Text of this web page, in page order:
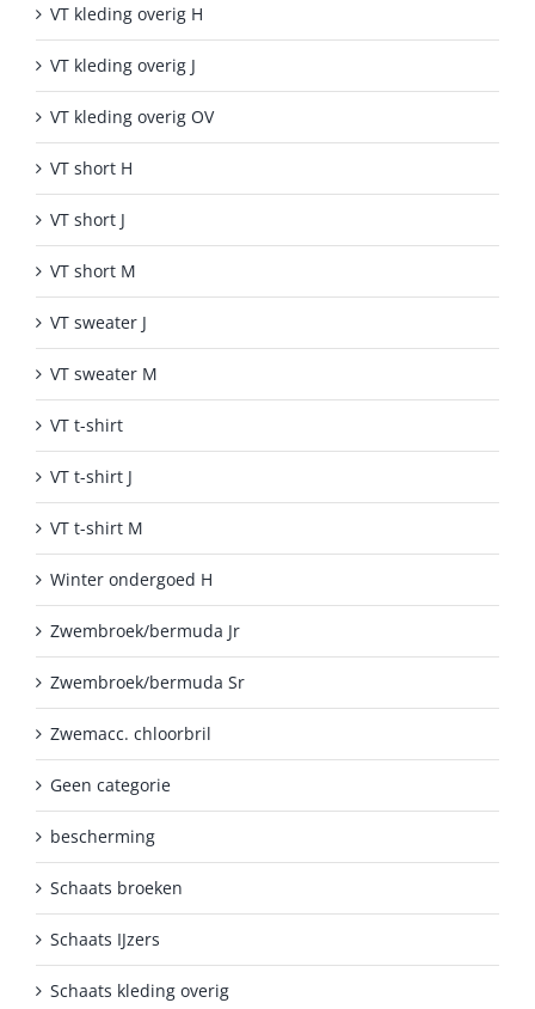
VT kleding overig H
VT kleding overig J
VT kleding overig OV
VT short H
VT short J
VT short M
VT sweater J
VT sweater M
VT t-shirt
VT t-shirt J
VT t-shirt M
Winter ondergoed H
Zwembroek/bermuda Jr
Zwembroek/bermuda Sr
Zwemacc. chloorbril
Geen categorie
bescherming
Schaats broeken
Schaats IJzers
Schaats kleding overig